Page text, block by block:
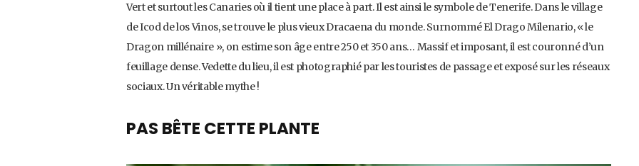
Vert et surtout les Canaries où il tient une place à part. Il est ainsi le symbole de Tenerife. Dans le village
de Icod de los Vinos, se trouve le plus vieux Dracaena du monde. Surnommé El Drago Milenario, « le
Dragon millénaire », on estime son âge entre 250 et 350 ans… Massif et imposant, il est couronné d’un
feuillage dense. Vedette du lieu, il est photographié par les touristes de passage et exposé sur les réseaux
sociaux. Un véritable mythe !
PAS BÊTE CETTE PLANTE